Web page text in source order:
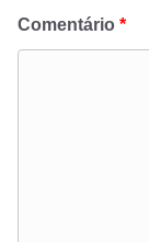
Comentário *